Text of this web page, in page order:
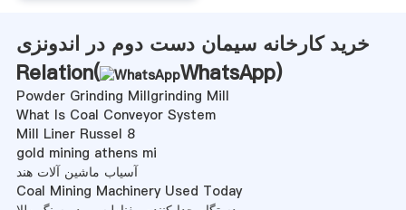
خرید کارخانه سیمان دست دوم در اندونزی
Relation(
WhatsApp)
Powder Grinding Millgrinding Mill
What Is Coal Conveyor System
Mill Liner Russel 8
gold mining athens mi
آسیاب ماشین آلات هند
Coal Mining Machinery Used Today